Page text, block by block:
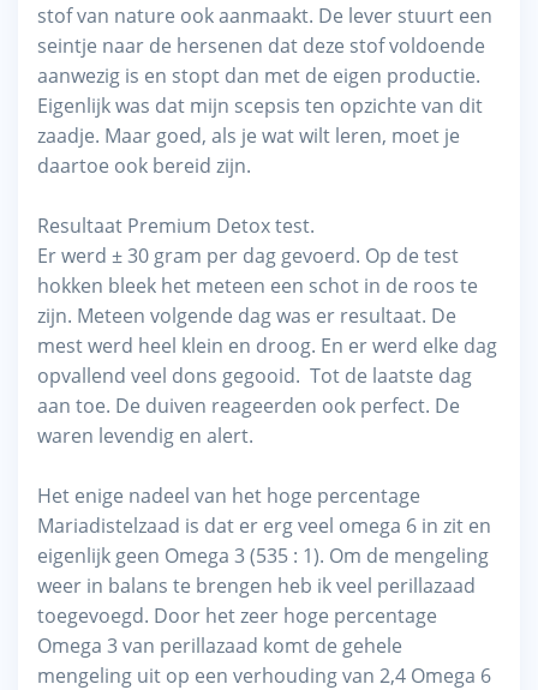
stof van nature ook aanmaakt. De lever stuurt een
seintje naar de hersenen dat deze stof voldoende
aanwezig is en stopt dan met de eigen productie.
Eigenlijk was dat mijn scepsis ten opzichte van dit
zaadje. Maar goed, als je wat wilt leren, moet je
daartoe ook bereid zijn.
Resultaat Premium Detox test.
Er werd ± 30 gram per dag gevoerd. Op de test
hokken bleek het meteen een schot in de roos te
zijn. Meteen volgende dag was er resultaat. De
mest werd heel klein en droog. En er werd elke dag
opvallend veel dons gegooid. Tot de laatste dag
aan toe. De duiven reageerden ook perfect. De
waren levendig en alert.
Het enige nadeel van het hoge percentage
Mariadistelzaad is dat er erg veel omega 6 in zit en
eigenlijk geen Omega 3 (535 : 1). Om de mengeling
weer in balans te brengen heb ik veel perillazaad
toegevoegd. Door het zeer hoge percentage
Omega 3 van perillazaad komt de gehele
mengeling uit op een verhouding van 2,4 Omega 6